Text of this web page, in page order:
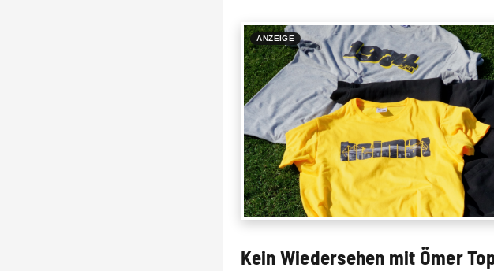
ANZEIGE
Kein Wiedersehen mit Ömer